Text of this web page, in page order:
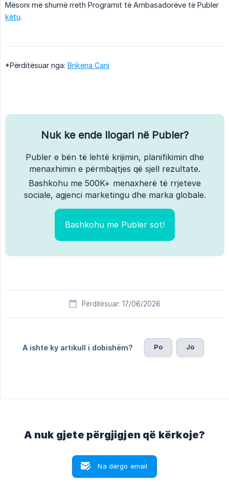
Mësoni më shumë rreth Programit të Ambasadorëve të Publer
këtu.
*Përditësuar nga: Brikena Cani
Nuk ke ende llogari në Publer?
Publer e bën të lehtë krijimin, planifikimin dhe
menaxhimin e përmbajtjes që sjell rezultate.
Bashkohu me 500K+ menaxherë të rrjeteve
sociale, agjenci marketingu dhe marka globale.
Bashkohu me Publer sot!
Përditësuar: 17/06/2026
A ishte ky artikull i dobishëm? Po Jo
A nuk gjete përgjigjen që kërkoje?
Na dërgo email